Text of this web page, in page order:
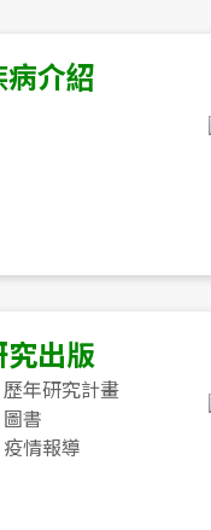
病介紹
究出版
歷年研究計畫
圖書
疫情報導